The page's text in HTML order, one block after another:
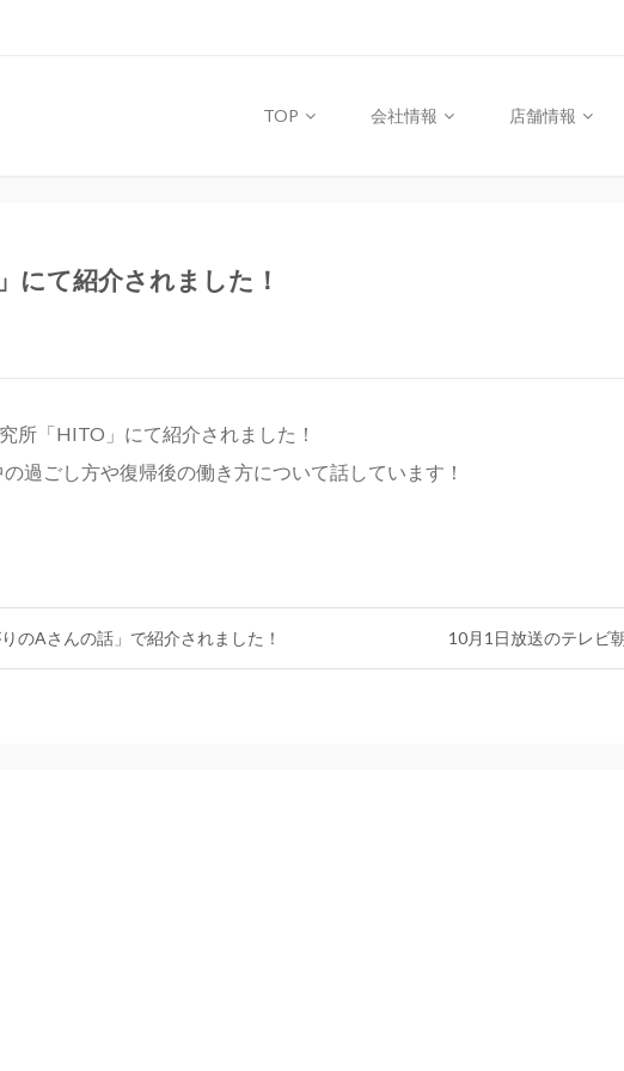
TOP 会社情報 店舗情報
にて紹介されました！
所「HITO」にて紹介されました！
過ごし方や復帰後の働き方について話しています！
のAさんの話」で紹介されました！ 10月1日放送のテレビ